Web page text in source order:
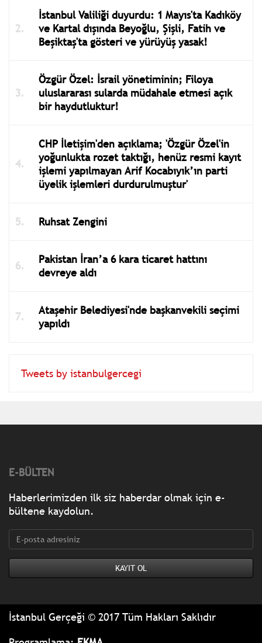
İstanbul Valiliği duyurdu: 1 Mayıs'ta Kadıköy
ve Kartal dışında Beyoğlu, Şişli, Fatih ve
Beşiktaş'ta gösteri ve yürüyüş yasak!
Özgür Özel: İsrail yönetiminin; Filoya
uluslararası sularda müdahale etmesi açık
bir haydutluktur!
CHP İletişim'den açıklama; 'Özgür Özel'in
yoğunlukta rozet taktığı, henüz resmi kayıt
işlemi yapılmayan Arif Kocabıyık’ın parti
üyelik işlemleri durdurulmuştur'
Ruhsat Zengini
Pakistan İran’a 6 kara ticaret hattını
devreye aldı
Ataşehir Belediyesi'nde başkanvekili seçimi
yapıldı
Tweets by istanbulgercegi
E-BÜLTEN
Haberlerimizden ilk siz haberdar olmak için e-
bültene kaydolun.
İstanbul Gerçeği © 2017 Tüm Hakları Saklıdır